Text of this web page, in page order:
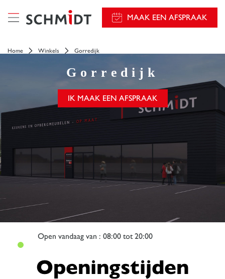
MAAK EEN AFSPRAAK
Home Winkels Gorredijk
Gorredijk
IK MAAK EEN AFSPRAAK
Open vandaag van : 08:00 tot 20:00
Openingstijden